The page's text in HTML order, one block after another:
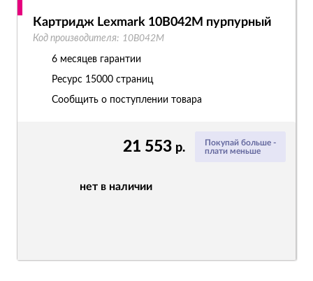
Покупай больше -
плати меньше
21 553 р.
нет в наличии
Картридж Lexmark 10B042M пурпурный
Код производителя: 10B042M
6 месяцев гарантии
Ресурс 15000 страниц
Сообщить о поступлении товара